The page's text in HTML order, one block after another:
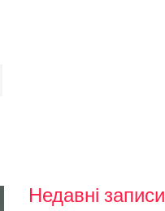
Недавні записи